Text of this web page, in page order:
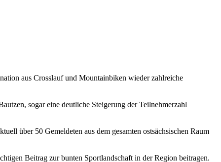
aus Crosslauf und Mountainbiken wieder zahlreiche
sogar eine deutliche Steigerung der Teilnehmerzahl
über 50 Gemeldeten aus dem gesamten ostsächsischen Raum
Beitrag zur bunten Sportlandschaft in der Region beitragen.